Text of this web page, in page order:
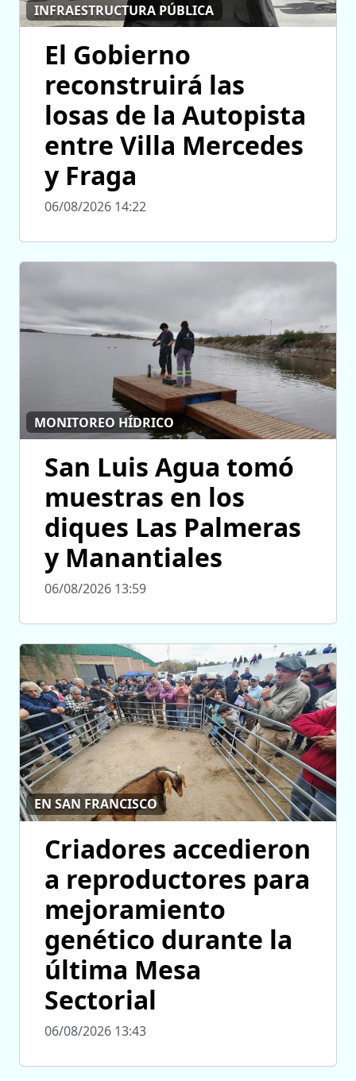
INFRAESTRUCTURA PÚBLICA
El Gobierno
reconstruirá las
losas de la Autopista
entre Villa Mercedes
y Fraga
06/08/2026 14:22
MONITOREO HÍDRICO
San Luis Agua tomó
muestras en los
diques Las Palmeras
y Manantiales
06/08/2026 13:59
EN SAN FRANCISCO
Criadores accedieron
a reproductores para
mejoramiento
genético durante la
última Mesa
Sectorial
06/08/2026 13:43